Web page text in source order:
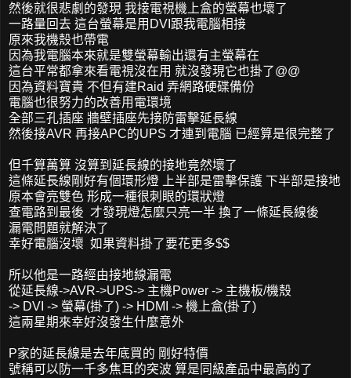
然後就很悲劇的發現 我接電視機上盒的螢幕也壞了
一路量回去 這台螢幕是用DVI跟我電腦相接
原來我機殼也帶電
因為我電腦本來就是雙螢幕輸出還有主螢幕在
這台平常都拿來看電視沒在用 就沒發現它也掛了@@
因為資料寶貴 不但有建Raid 弄網路硬碟備份
電腦也很努力的改善用電環境
全部三孔插座 牆壁插座先接防雷擊延長線
然後接AVR 再接APC的UPS 才連到電腦 已經算是很完整了
但千算萬算 沒算到延長線的接地竟然壞了
這條延長線剛好有個環形燈 上半部是雷擊保護 下半部是接地
原本會亮雙色 形成一種很刺眼的環狀燈
查電路到最後 才發現燈怎麼只亮一半 換了一條延長線後
漏電問題就解決了
幸好電腦沒壞 如果資料掛了要花更多$$
所以他是一路經由接地線漏電
從延長線->AVR->UPS-> 主機Power -> 主機板/機殼
-> DVI -> 螢幕(掛了) -> HDMI -> 機上盒(掛了)
這兩星期來幸好沒發生什麼意外
P家的延長線是去年底買的 剛好特價
號稱可以防一千多焦耳的突波 算是同級產品中最高的了